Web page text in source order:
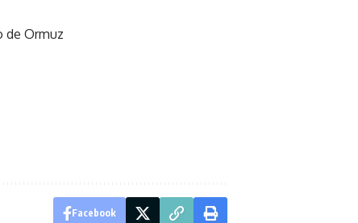
de Ormuz
Facebook